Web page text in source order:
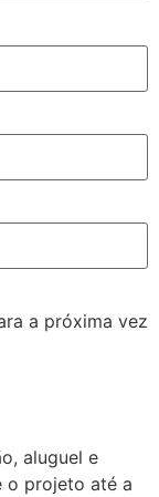
a próxima vez
aluguel e
o projeto até a